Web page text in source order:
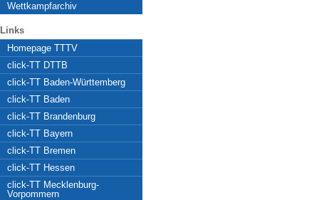
Wettkampfarchiv
Links
Homepage TTTV
click-TT DTTB
click-TT Baden-Württemberg
click-TT Baden
click-TT Brandenburg
click-TT Bayern
click-TT Bremen
click-TT Hessen
click-TT Mecklenburg-
Vorpommern